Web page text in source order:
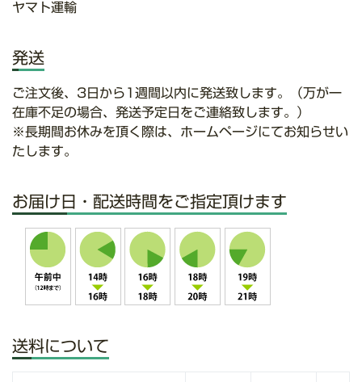
ヤマト運輸
発送
ご注文後、3日から1週間以内に発送致します。（万が一
在庫不足の場合、発送予定日をご連絡致します。）
※長期間お休みを頂く際は、ホームページにてお知らせい
たします。
お届け日・配送時間をご指定頂けます
送料について